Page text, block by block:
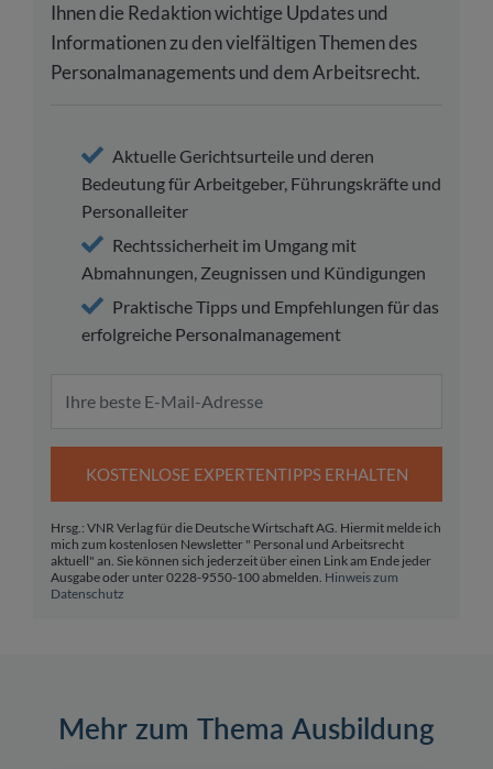
Ihnen die Redaktion wichtige Updates und
Informationen zu den vielfältigen Themen des
Personalmanagements und dem Arbeitsrecht.
Aktuelle Gerichtsurteile und deren
Bedeutung für Arbeitgeber, Führungskräfte und
Personalleiter
Rechtssicherheit im Umgang mit
Abmahnungen, Zeugnissen und Kündigungen
Praktische Tipps und Empfehlungen für das
erfolgreiche Personalmanagement
KOSTENLOSE EXPERTENTIPPS ERHALTEN
Hrsg.: VNR Verlag für die Deutsche Wirtschaft AG. Hiermit melde ich
mich zum kostenlosen Newsletter " Personal und Arbeitsrecht
aktuell" an. Sie können sich jederzeit über einen Link am Ende jeder
Ausgabe oder unter 0228-9550-100 abmelden. Hinweis zum
Datenschutz
Mehr zum Thema Ausbildung